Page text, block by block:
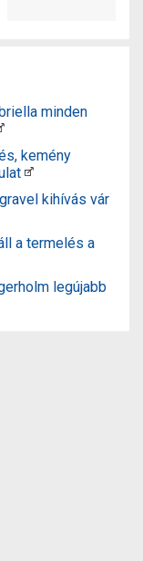
minden
kemény
kihívás vár
a termelés a
legújabb